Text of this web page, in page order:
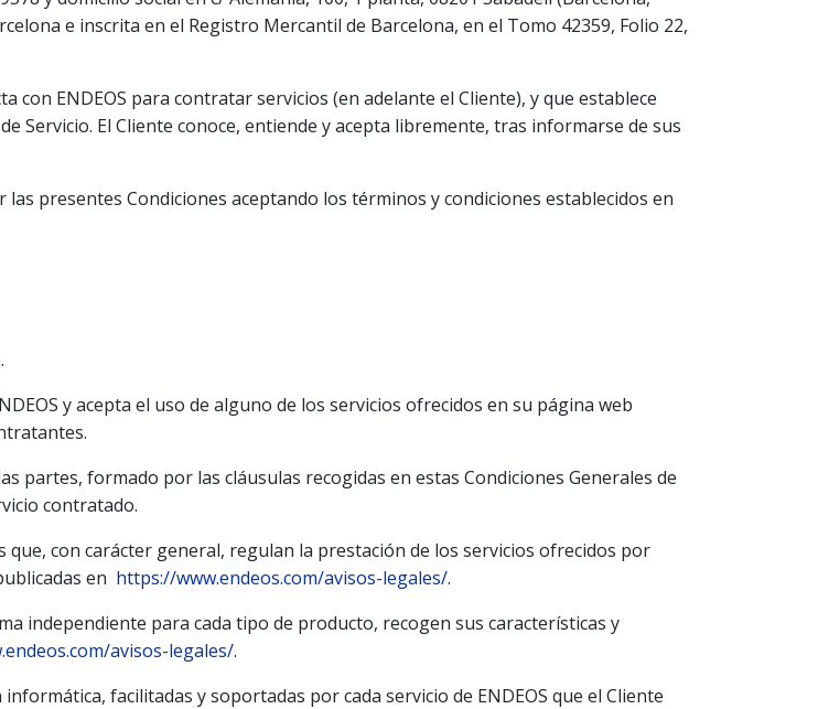
e inscrita en el Registro Mercantil de Barcelona, en el Tomo 42359, Folio 22,
ENDEOS para contratar servicios (en adelante el Cliente), y que establece
Servicio. El Cliente conoce, entiende y acepta libremente, tras informarse de sus
presentes Condiciones aceptando los términos y condiciones establecidos en
y acepta el uso de alguno de los servicios ofrecidos en su página web
partes, formado por las cláusulas recogidas en estas Condiciones Generales de
contratado.
que, con carácter general, regulan la prestación de los servicios ofrecidos por
en https://www.endeos.com/avisos-legales/.
independiente para cada tipo de producto, recogen sus características y
avisos-legales/.
facilitadas y soportadas por cada servicio de ENDEOS que el Cliente